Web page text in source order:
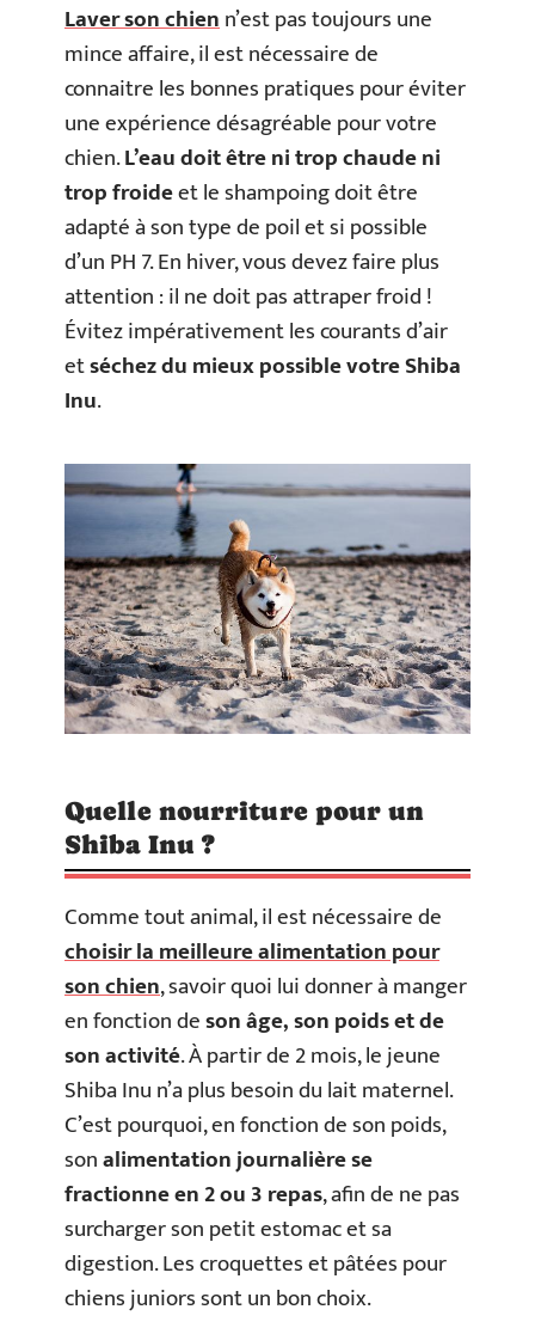
Laver son chienn’est pas toujours une
mince affaire, il est nécessaire de
connaitre les bonnes pratiques pour éviter
une expérience désagréable pour votre
chien.L’eau doit être ni trop chaude ni
trop froideet le shampoing doit être
adapté à son type de poil et si possible
d’un PH 7. En hiver, vous devez faire plus
attention : il ne doit pas attraper froid !
Évitez impérativement les courants d’air
etséchez du mieux possible votre Shiba
Inu.
Quelle nourriture pour un
Shiba Inu ?
Comme tout animal, il est nécessaire de
choisir la meilleure alimentation pour
son chien, savoir quoi lui donner à manger
en fonction deson âge, son poids et de
son activité. À partir de 2 mois, le jeune
Shiba Inu n’a plus besoin du lait maternel.
C’est pourquoi, en fonction de son poids,
sonalimentation journalière se
fractionne en 2 ou 3 repas, afin de ne pas
surcharger son petit estomac et sa
digestion. Les croquettes et pâtées pour
chiens juniors sont un bon choix.